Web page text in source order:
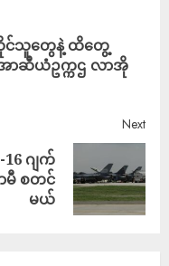
ဆိုင်သူတွေနဲ့ ထိတွေ့
ဆီယံဥက္ကဌ လာအို
Next
ဂျက်
မီ စတင်
မယ်